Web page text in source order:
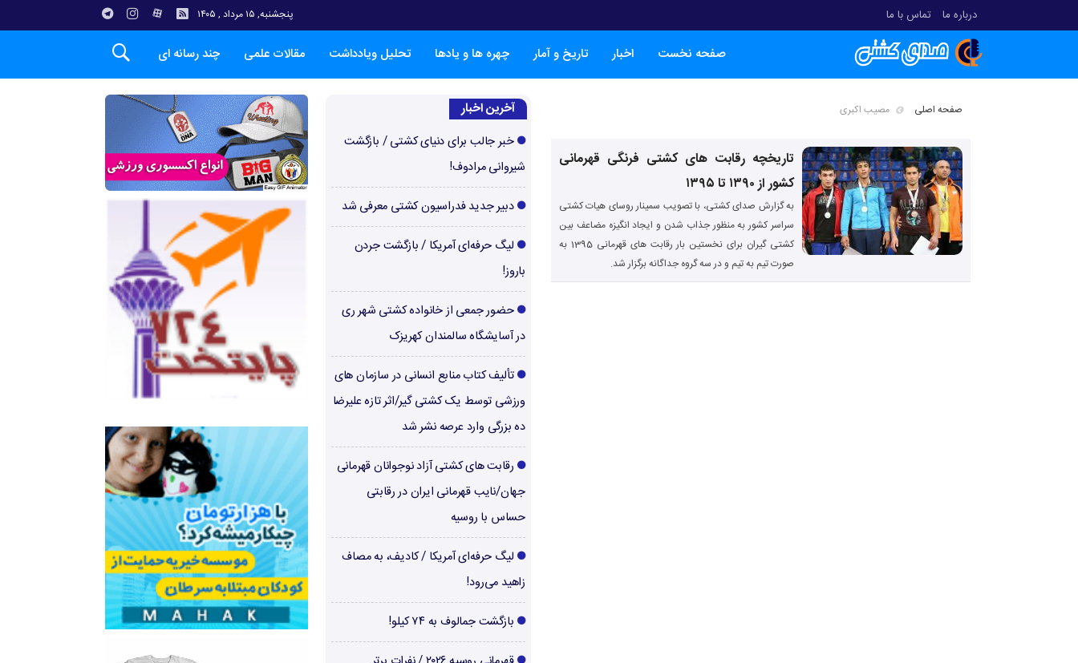
درباره ما تماس با ما پنجشنبه, ۱۵ مرداد , ۱۴۰۵
صفحه نخست اخبار تاریخ و آمار چهره ها و یادها تحلیل ویادداشت مقالات علمی چند رسانه ای
صفحه اصلی مصیب اکبری
تاریخچه رقابت های کشتی فرنگی قهرمانی
کشور از ۱۳۹۰ تا ۱۳۹۵
به گزارش صدای کشتی، با تصویب سمینار روسای هیات کشتی
سراسر کشور به منظور جذاب شدن و ایجاد انگیزه مضاعف بین
کشتی گیران برای نخستین بار رقابت های قهرمانی 1395 به
صورت تیم به تیم و در سه گروه جداگانه برگزار شد.
آخرین اخبار
خبر جالب برای دنیای کشتی / بازگشت
شیروانی مرادوف!
دبیر جدید فدراسیون کشتی معرفی شد
لیگ حرفه‌ای آمریکا / بازگشت جردن
باروز!
حضور جمعی از خانواده کشتی شهر ری
در آسایشگاه سالمندان کهریزک
تألیف کتاب منابع انسانی در سازمان های
ورزشی توسط یک کشتی گیر/اثر تازه علیرضا
ده بزرگی وارد عرصه نشر شد
رقابت های کشتی آزاد نوجوانان قهرمانی
جهان/نایب قهرمانی ایران در رقابتی
حساس با روسیه
لیگ حرفه‌ای آمریکا / کادیف، به مصاف
زاهید می‌رود!
بازگشت جمالوف به ۷۴ کیلو!